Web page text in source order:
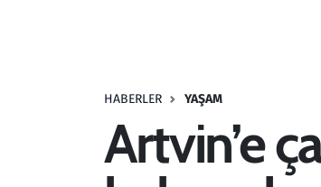
HABERLER YAŞAM
Artvin’e
Savunma Sanayi